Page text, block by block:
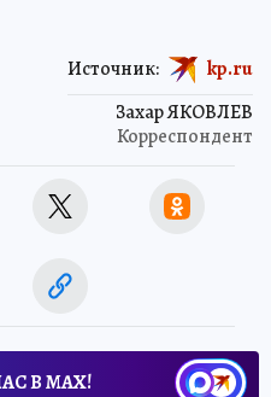
Захар ЯКОВЛЕВ
Корреспондент
Источник: kp.ru
В МАХ!